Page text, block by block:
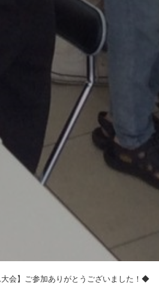
会】ご参加ありがとうございました！◆